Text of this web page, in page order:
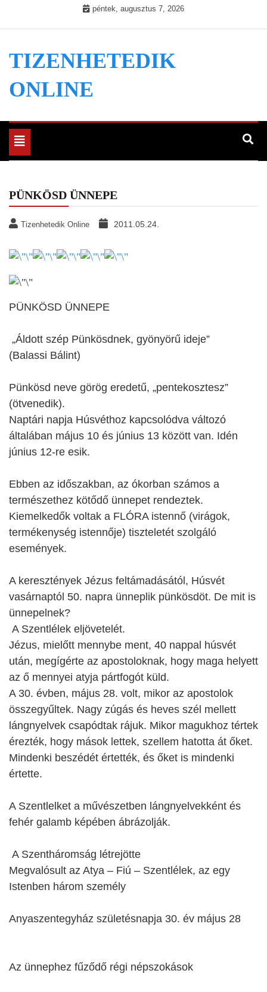
péntek, augusztus 7, 2026
TIZENHETEDIK
ONLINE
Toggle
navigation
PÜNKÖSD ÜNNEPE
Tizenhetedik Online 2011.05.24.
PÜNKÖSD ÜNNEPE
„Áldott szép Pünkösdnek, gyönyörű ideje”
(Balassi Bálint)
Pünkösd neve görög eredetű, „pentekosztesz”
(ötvenedik).
Naptári napja Húsvéthoz kapcsolódva változó
általában május 10 és június 13 között van. Idén
június 12-re esik.
Ebben az időszakban, az ókorban számos a
természethez kötődő ünnepet rendeztek.
Kiemelkedők voltak a FLÓRA istennő (virágok,
termékenység istennője) tiszteletét szolgáló
események.
A keresztények Jézus feltámadásától, Húsvét
vasárnaptól 50. napra ünneplik pünkösdöt. De mit is
ünnepelnek?
A Szentlélek eljövetelét.
Jézus, mielőtt mennybe ment, 40 nappal húsvét
után, megígérte az apostoloknak, hogy maga helyett
az ő mennyei atyja pártfogót küld.
A 30. évben, május 28. volt, mikor az apostolok
összegyűltek. Nagy zúgás és heves szél mellett
lángnyelvek csapódtak rájuk. Mikor magukhoz tértek
érezték, hogy mások lettek, szellem hatotta át őket.
Mindenki beszédét értették, és őket is mindenki
értette.
A Szentlelket a művészetben lángnyelvekként és
fehér galamb képében ábrázolják.
A Szentháromság létrejötte
Megvalósult az Atya – Fiú – Szentlélek, az egy
Istenben három személy
Anyaszentegyház születésnapja 30. év május 28
Az ünnephez fűződő régi népszokások